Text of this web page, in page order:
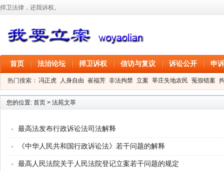
捍卫法律，还我诉权。
首页 法治论坛 捍卫诉权 信访与复议 诉讼公开 申
热门搜索： 冯正虎 人身自由 崔福芳 非法拘禁 立案 莘庄失地农民 冤假错案
叶剑 刑事拘留 信息公开 叶桂香
您的位置: 首页 > 法苑文萃
最高法发布行政诉讼法司法解释
《中华人民共和国行政诉讼法》若干问题的解释
最高人民法院关于人民法院登记立案若干问题的规定